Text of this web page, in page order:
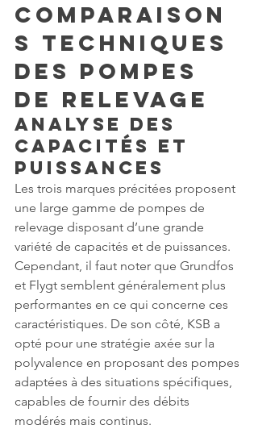
Comparaison
s Techniques
des Pompes
de Relevage
Analyse des
Capacités et
Puissances
Les trois marques précitées proposent
une large gamme de pompes de
relevage disposant d’une grande
variété de capacités et de puissances.
Cependant, il faut noter que Grundfos
et Flygt semblent généralement plus
performantes en ce qui concerne ces
caractéristiques. De son côté, KSB a
opté pour une stratégie axée sur la
polyvalence en proposant des pompes
adaptées à des situations spécifiques,
capables de fournir des débits
modérés mais continus.